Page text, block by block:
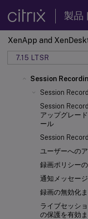
製品
XenApp and
7.15 LTSR
Session
Session
Session
アップグレー
ール
Session
ユーザーへの
録画ポリシー
通知メッセー
録画の無効化
ライブセッシ
の保護を有効